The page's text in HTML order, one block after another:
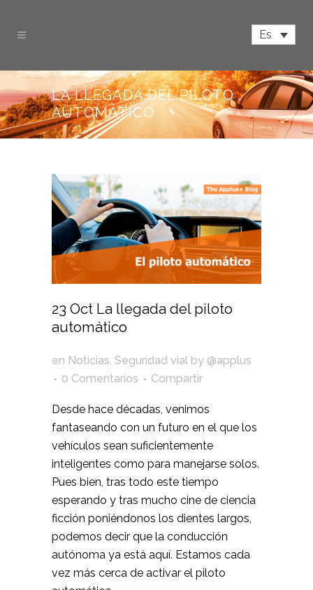
Es
LA LLEGADA DEL PILOTO
AUTOMÁTICO
23 Oct La llegada del piloto
automático
en Noticias, Seguridad vial by @applus
0 Comentarios
Compartir
Desde hace décadas, venimos
fantaseando con un futuro en el que los
vehículos sean suficientemente
inteligentes como para manejarse solos.
Pues bien, tras todo este tiempo
esperando y tras mucho cine de ciencia
ficción poniéndonos los dientes largos,
podemos decir que la conducción
autónoma ya está aquí. Estamos cada
vez más cerca de activar el piloto